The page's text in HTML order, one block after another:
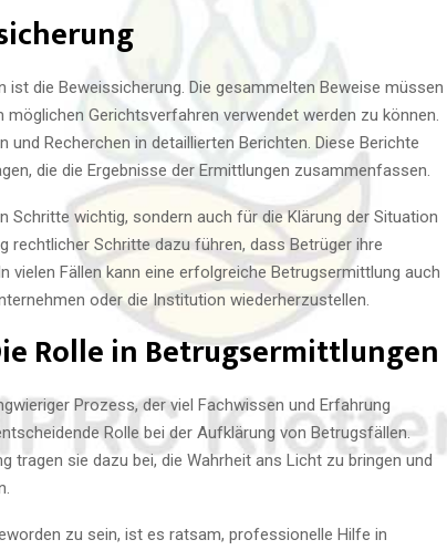
die Beweissicherung. Die gesammelten Beweise müssen
Gerichtsverfahren verwendet werden zu können.
Recherchen in detaillierten Berichten. Diese Berichte
die die Ergebnisse der Ermittlungen zusammenfassen.
Schritte wichtig, sondern auch für die Klärung der Situation
rechtlicher Schritte dazu führen, dass Betrüger ihre
Fällen kann eine erfolgreiche Betrugsermittlung auch
oder die Institution wiederherzustellen.
Rolle in Betrugsermittlungen
Prozess, der viel Fachwissen und Erfahrung
Rolle bei der Aufklärung von Betrugsfällen.
tragen sie dazu bei, die Wahrheit ans Licht zu bringen und
zu sein, ist es ratsam, professionelle Hilfe in